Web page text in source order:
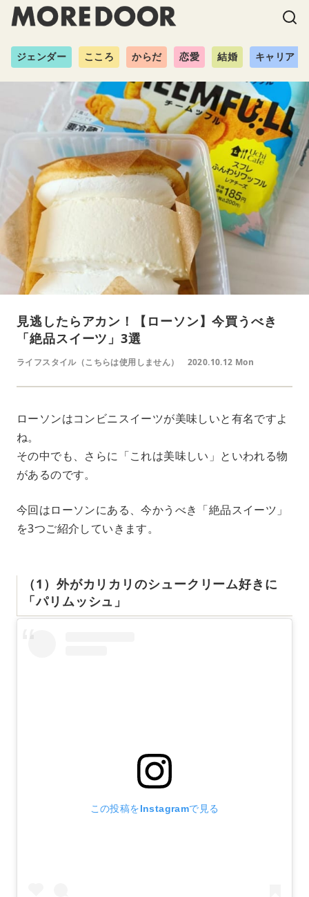
ジェンダー こころ からだ 恋愛 結婚 キャリア
見逃したらアカン！【ローソン】今買うべき
「絶品スイーツ」3選
ライフスタイル（こちらは使用しません） 2020.10.12 Mon
ローソンはコンビニスイーツが美味しいと有名ですよ
ね。
その中でも、さらに「これは美味しい」といわれる物
があるのです。
今回はローソンにある、今かうべき「絶品スイーツ」
を3つご紹介していきます。
（1）外がカリカリのシュークリーム好きに
「パリムッシュ」
この投稿をInstagramで見る